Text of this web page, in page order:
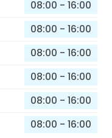
08:00 - 16:00
08:00 - 16:00
08:00 - 16:00
08:00 - 16:00
08:00 - 16:00
08:00 - 16:00